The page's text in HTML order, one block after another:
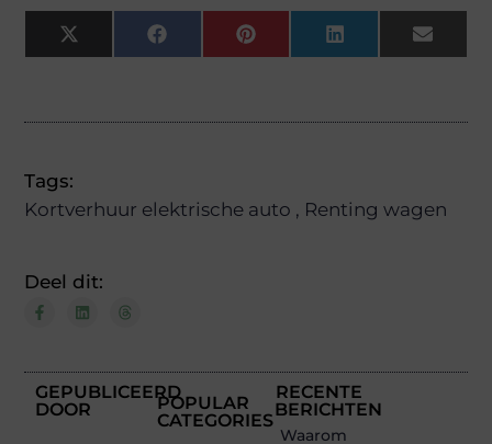
X
(Twitter)
FacebookPinterestLinkedInEmail
Tags:
Kortverhuur elektrische auto , Renting wagen
Deel dit:
GEPUBLICEERD
DOOR
POPULAR
CATEGORIES
RECENTE
BERICHTEN
Waarom